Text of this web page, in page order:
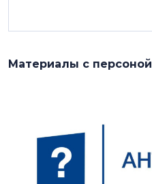
Материалы с персоной